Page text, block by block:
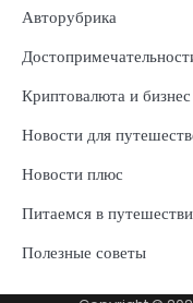
Авторубрика
Криптовалюта и бизнес
Новости для
Новости плюс
Питаемся в
Полезные советы